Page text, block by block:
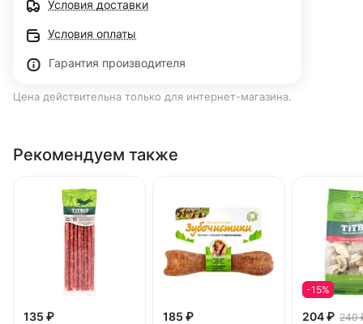
Условия доставки
Условия оплаты
Гарантия производителя
Цена действительна только для интернет-магазина.
Рекомендуем также
135 ₽
185 ₽
-15%
204 ₽ 240